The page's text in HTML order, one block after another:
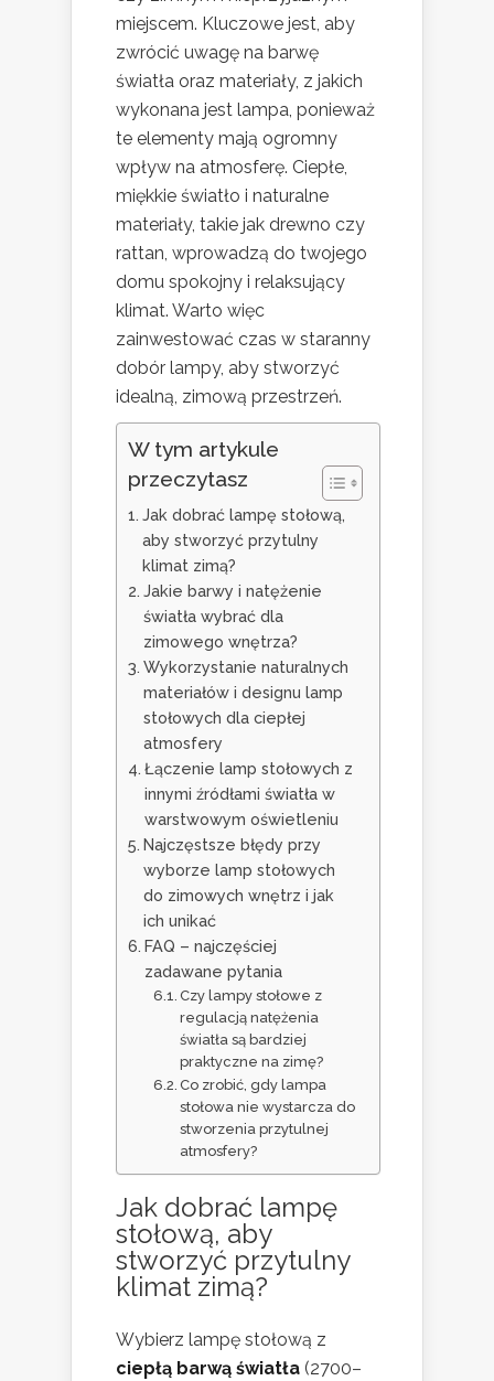
miejscem. Kluczowe jest, aby
zwrócić uwagę na barwę
światła oraz materiały, z jakich
wykonana jest lampa, ponieważ
te elementy mają ogromny
wpływ na atmosferę. Ciepłe,
miękkie światło i naturalne
materiały, takie jak drewno czy
rattan, wprowadzą do twojego
domu spokojny i relaksujący
klimat. Warto więc
zainwestować czas w staranny
dobór lampy, aby stworzyć
idealną, zimową przestrzeń.
W tym artykule
przeczytasz
Jak dobrać lampę stołową,
aby stworzyć przytulny
klimat zimą?
Jakie barwy i natężenie
światła wybrać dla
zimowego wnętrza?
Wykorzystanie naturalnych
materiałów i designu lamp
stołowych dla ciepłej
atmosfery
Łączenie lamp stołowych z
innymi źródłami światła w
warstwowym oświetleniu
Najczęstsze błędy przy
wyborze lamp stołowych
do zimowych wnętrz i jak
ich unikać
FAQ – najczęściej
zadawane pytania
Czy lampy stołowe z
regulacją natężenia
światła są bardziej
praktyczne na zimę?
Co zrobić, gdy lampa
stołowa nie wystarcza do
stworzenia przytulnej
atmosfery?
Jak dobrać lampę
stołową, aby
stworzyć przytulny
klimat zimą?
Wybierz lampę stołową z
ciepłą barwą światła (2700–